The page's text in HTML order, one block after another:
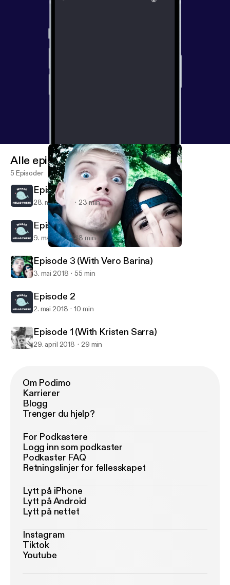
Whale Hello There
Alle episoder
5 Episoder
Episode 5 (With Toms Varpins)
28. mai 2018 23 min
Episode 4 (With Toms Varpins)
9. mai 2018 48 min
Episode 3 (With Vero Barina)
3. mai 2018 55 min
Episode 2
2. mai 2018 10 min
Episode 1 (With Kristen Sarra)
29. april 2018 29 min
Om Podimo
Karrierer
Blogg
Trenger du hjelp?
For Podkastere
Logg inn som podkaster
Podkaster FAQ
Retningslinjer for fellesskapet
Lytt på iPhone
Lytt på Android
Lytt på nettet
Instagram
Tiktok
Youtube